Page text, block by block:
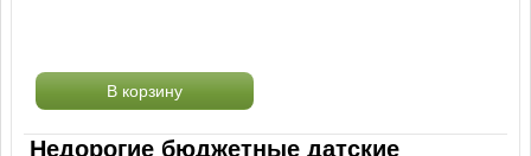
В корзину
Недорогие бюджетные датские